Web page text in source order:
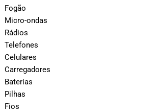
Fogão
Micro-ondas
Rádios
Telefones
Celulares
Carregadores
Baterias
Pilhas
Fios